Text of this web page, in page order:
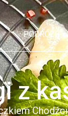
PODRÓŻE
z